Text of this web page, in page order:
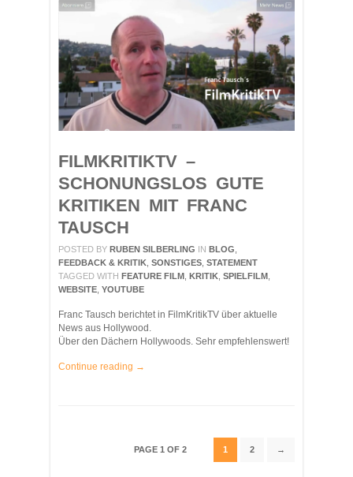
FILMKRITIKTV –
SCHONUNGSLOS GUTE
KRITIKEN MIT FRANC
TAUSCH
POSTED BY RUBEN SILBERLING IN BLOG
FEEDBACK & KRITIK SONSTIGES STATEMENT
TAGGED WITH FEATURE FILM KRITIK SPIELFILM
WEBSITE YOUTUBE
Franc Tausch berichtet in FilmKritikTV über aktuelle
News aus Hollywood.
Über den Dächern Hollywoods. Sehr empfehlenswert!
Continue reading →
PAGE 1 OF 2 1 2 →